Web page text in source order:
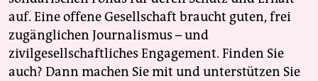
auf. Eine offene Gesellschaft braucht guten, frei
zugänglichen Journalismus – und
zivilgesellschaftliches Engagement. Finden Sie
auch? Dann machen Sie mit und unterstützen Sie